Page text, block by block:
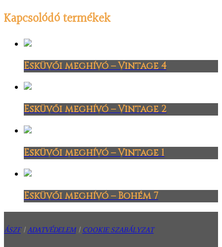
Kapcsolódó termékek
Esküvői meghívó – Vintage 4
Esküvői meghívó – Vintage 2
Esküvői meghívó – Vintage 1
Esküvői meghívó – Bohém 7
ÁSZF|ADATVÉDELEM|COOKIE SZABÁLYZAT